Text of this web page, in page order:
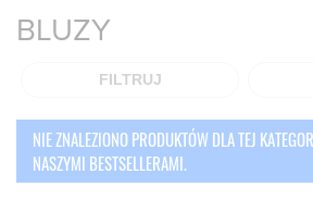
BLUZY
FILTRUJ
NIE ZNALEZIONO PRODUKTÓW DLA TEJ
NASZYMI BESTSELLERAMI.